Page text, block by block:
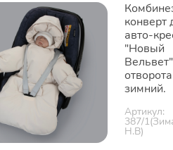
конверт
авто-
"Новый
зимний.
Артикул:
387/
Н.В)